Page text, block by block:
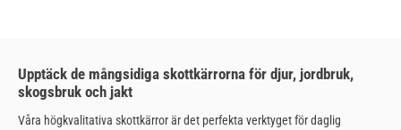
Upptäck de mångsidiga skottkärrorna för djur, jordbruk,
skogsbruk och jakt
Våra högkvalitativa skottkärror är det perfekta verktyget för daglig